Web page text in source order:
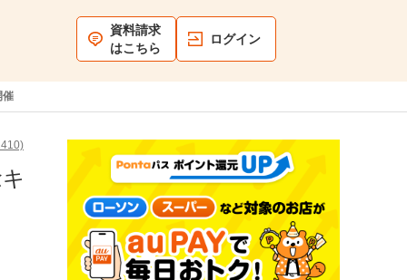
資料請求
はこちら
ログイン
催